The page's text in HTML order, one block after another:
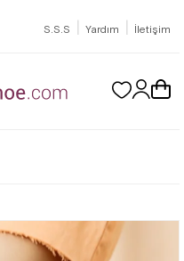
S.S.S | Yardım | İletişim